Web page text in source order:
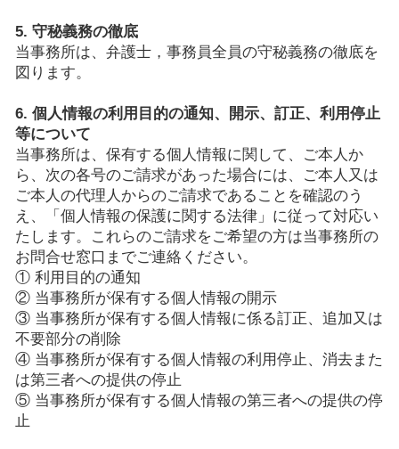
5. 守秘義務の徹底
当事務所は、弁護士，事務員全員の守秘義務の徹底を
図ります。
6. 個人情報の利用目的の通知、開示、訂正、利用停止
等について
当事務所は、保有する個人情報に関して、ご本人か
ら、次の各号のご請求があった場合には、ご本人又は
ご本人の代理人からのご請求であることを確認のう
え、「個人情報の保護に関する法律」に従って対応い
たします。これらのご請求をご希望の方は当事務所の
お問合せ窓口までご連絡ください。
① 利用目的の通知
② 当事務所が保有する個人情報の開示
③ 当事務所が保有する個人情報に係る訂正、追加又は
不要部分の削除
④ 当事務所が保有する個人情報の利用停止、消去また
は第三者への提供の停止
⑤ 当事務所が保有する個人情報の第三者への提供の停
止